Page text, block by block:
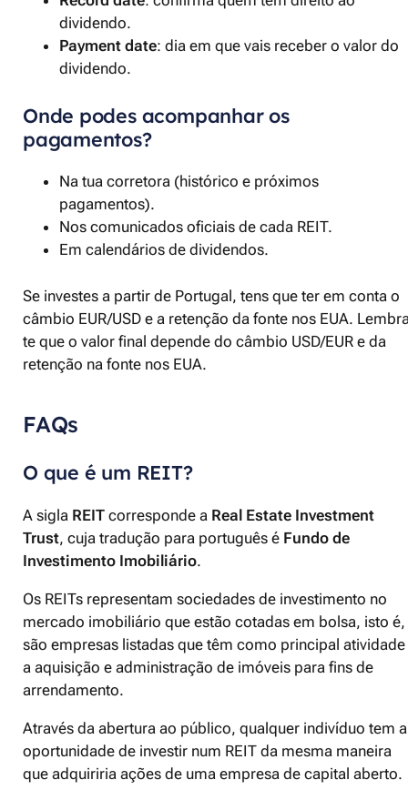
dividendo.
Payment date: dia em que vais receber o valor do
dividendo.
Onde podes acompanhar os
pagamentos?
Na tua corretora (histórico e próximos
pagamentos).
Nos comunicados oficiais de cada REIT.
Em calendários de dividendos.
Se investes a partir de Portugal, tens que ter em conta o
câmbio EUR/USD e a retenção da fonte nos EUA.
te que o valor final depende do câmbio USD/EUR e da
retenção na fonte nos EUA.
FAQs
O que é um REIT?
A sigla REIT corresponde a Real Estate Investment
Trust, cuja tradução para português é Fundo de
Investimento Imobiliário.
Os REITs representam sociedades de investimento no
mercado imobiliário que estão cotadas em bolsa, isto é,
são empresas listadas que têm como principal atividade
a aquisição e administração de imóveis para fins de
arrendamento.
Através da abertura ao público, qualquer indivíduo tem a
oportunidade de investir num REIT da mesma maneira
que adquiriria ações de uma empresa de capital aberto.